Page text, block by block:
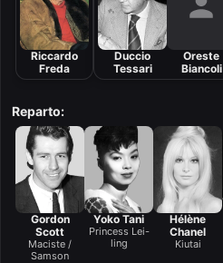
Riccardo
Freda
Duccio
Tessari
Oreste
Biancoli
Reparto:
Gordon
Scott
Maciste /
Samson
Yoko Tani
Princess Lei-
ling
Hélène
Chanel
Kiutai